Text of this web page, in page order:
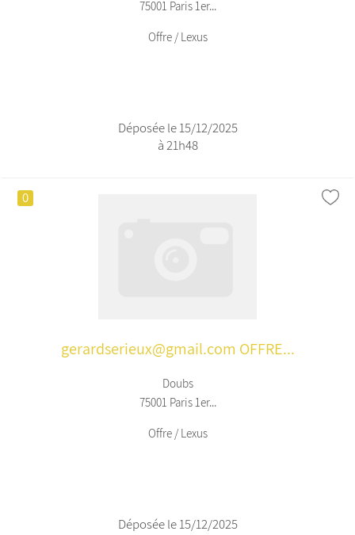
75001 Paris 1er...
Offre / Lexus
Déposée le 15/12/2025
à 21h48
0
gerardserieux@gmail.com OFFRE...
Doubs
75001 Paris 1er...
Offre / Lexus
Déposée le 15/12/2025